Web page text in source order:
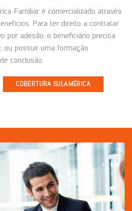
Familiar é comercializado através
Para ter direito a contratar
por adesão, o beneficiário precisa
ou possuir uma formação
conclusão.
COBERTURA SULAMÉRICA